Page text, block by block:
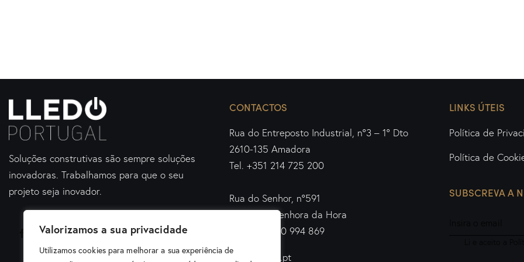
Valorizamos a sua privacidade
Utilizamos cookies para melhorar a sua experiência de
Soluções construtivas são sempre soluções
inovadoras. Trabalhamos para que o seu
projeto seja inovador.
CONTACTOS
Rua do Entreposto Industrial, nº3 – 1º Dto
2610-135 Amadora
Tel. +351 214 725 200
Rua do Senhor, nº591
4460-420 Senhora da Hora
Tel. +351 220 994 869
geral@lledo.pt
LINKS ÚTEIS
Política de
Política de
SUBSCREVA A